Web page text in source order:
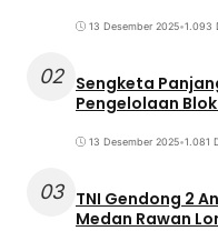
13 Desember 2025•1.093
02 Sengketa
Pengelolaan
13 Desember 2025•1.081
03 TNI Gendong 2
Medan Rawan